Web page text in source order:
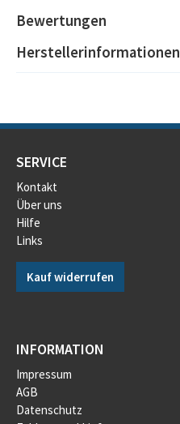
Bewertungen
Herstellerinformationen
SERVICE
Kontakt
Über uns
Hilfe
Links
Kauf widerrufen
INFORMATION
Impressum
AGB
Datenschutz